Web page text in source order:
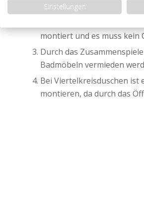
Festwand auf der
Ist die Dusche in einer
montiert und es muss
Durch das
Badmöbeln vermieden
Bei Viertelkreisduschen ist
montieren, da durch das
Einstellungen